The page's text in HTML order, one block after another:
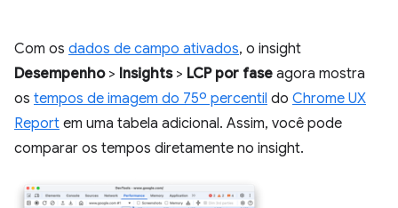
Com os dados de campo ativados, o insight
Desempenho> Insights> LCP por fase agora mostra
os tempos de imagem do 75º percentil do Chrome UX
Report em uma tabela adicional. Assim, você pode
comparar os tempos diretamente no insight.